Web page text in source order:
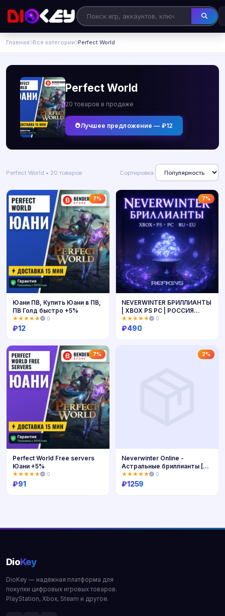
Главная Все категории Perfect World
Perfect World
20 товаров в продаже
Лучшее предложение — ₽12
Perfect World • 20 товаров Сортировка:
7%
Купить
Юани ПВ, Купить Юани в ПВ,
ПВ Голд быстро +5%
★★★★★ 0
₽12
7%
NEVERWINTER БРИЛЛИАНТЫ
| XBOX PS PC | РОССИЯ
ЕВРОПА
★★★★★ 0
₽490
7%
Perfect World Free servers
Юани +5%
★★★★★ 0
₽91
2%
Neverwinter Online -
Астральные бриллианты [RU
сервер]
★★★★★ 0
₽1259
DioKey
DioKey — надёжная платформа для
покупки цифровых игровых товаров.
PlayStation, Xbox, Steam и другое.